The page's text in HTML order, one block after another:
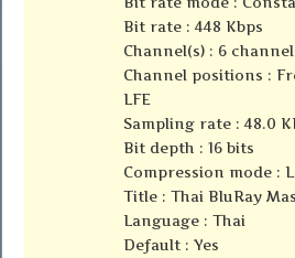
Bit rate : 448 Kbps
Channel(s) : 6
Channel positions :
LFE
Sampling rate : 48.0
Bit depth : 16 bits
Compression mode :
Title : Thai BluRay
Language : Thai
Default : Yes